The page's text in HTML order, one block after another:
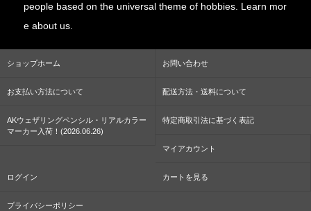
people based on the universal theme of hobbies. Learn mor
e about us.
ショップホーム お問い合わせ
お支払い方法について 配送方法・送料について
AKウェザリングペンシル・リアルカラー
マーカー入荷！(2026.06.26)
特定商取引法に基づく表記
マイアカウント
ログイン カートを見る
プライバシーポリシー